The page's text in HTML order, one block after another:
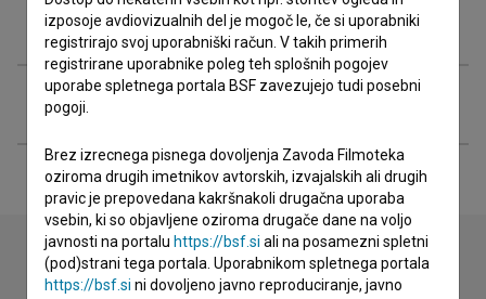
Razširjeni podatki
Financiranje
izposoje avdiovizualnih del je mogoč le, če si uporabniki
registrirajo svoj uporabniški račun. V takih primerih
registrirane uporabnike poleg teh splošnih pogojev
uporabe spletnega portala BSF zavezujejo tudi posebni
pogoji.
Brez izrecnega pisnega dovoljenja Zavoda Filmoteka
oziroma drugih imetnikov avtorskih, izvajalskih ali drugih
pravic je prepovedana kakršnakoli drugačna uporaba
vsebin, ki so objavljene oziroma drugače dane na voljo
javnosti na portalu https://bsf.si ali na posamezni spletni
(pod)strani tega portala. Uporabnikom spletnega portala
https://bsf.si ni dovoljeno javno reproduciranje, javno